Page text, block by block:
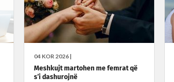
04 KOR 2026 |
Meshkujt martohen me femrat që
s’i dashurojnë